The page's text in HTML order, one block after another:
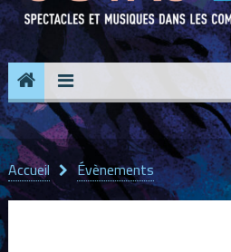
Accueil Évènements